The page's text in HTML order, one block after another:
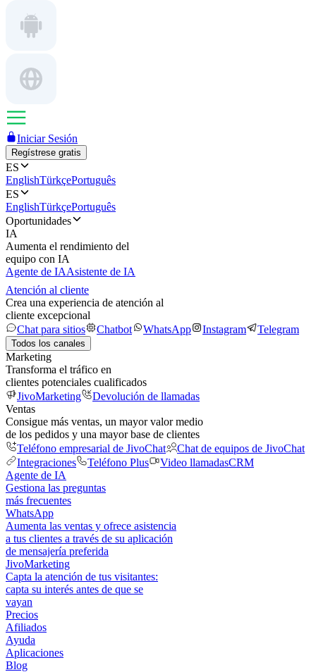
Iniciar Sesión
Regístrese gratis
ES
EnglishTürkçePortuguês
ES
EnglishTürkçePortuguês
Oportunidades
IA
Aumenta el rendimiento del
equipo con IA
Agente de IAAsistente de IA
Atención al cliente
Crea una experiencia de atención al
cliente excepcional
Chat para sitios
Chatbot WhatsApp Instagram Telegram
Todos los canales
Marketing
Transforma el tráfico en
clientes potenciales cualificados
JivoMarketing
Devolución de llamadas
Ventas
Consigue más ventas, un mayor valor medio
de los pedidos y una mayor base de clientes
Teléfono empresarial de JivoChat
Chat de equipos de JivoChat
Integraciones
Teléfono Plus Video llamadasCRM
Agente de IA
Gestiona las preguntas
más frecuentes
WhatsApp
Aumenta las ventas y ofrece asistencia
a tus clientes a través de su aplicación
de mensajería preferida
JivoMarketing
Capta la atención de tus visitantes:
capta su interés antes de que se
vayan
Precios
Afiliados
Ayuda
Aplicaciones
Blog